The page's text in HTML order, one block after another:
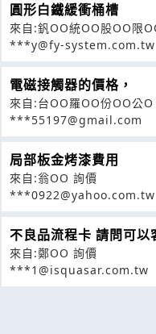
圓形白鐵緩衝桶槽
來自:釩OO統OO股OO限
***y@fy-system.com.tw
電磁接觸器的價格，
來自:台OO羅OO份OO公
***55197@gmail.com
局部板金烤漆費用
來自:翁OO 詢價
***0922@yahoo.com.tw
不良品流程卡 請問可以
來自:鄭OO 詢價
***1@isquasar.com.tw